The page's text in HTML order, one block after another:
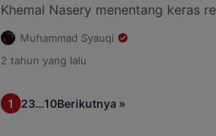
Khemal Nasery menentang keras
Kalimantan Tengah (Kalteng) yang
gedung Komite Olahraga Nasional
Kalteng. Hal itu ditentang lantaran
membangun Ruang Terbuka Hijau
Muhammad Syauqi
2 tahun yang lalu
1 23…10Berikutnya »